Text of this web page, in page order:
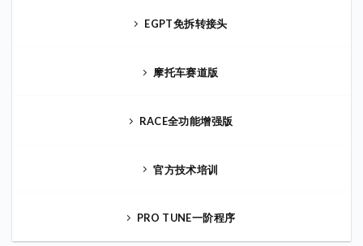
EGPT免拆转接头
摩托车赛道版
RACE全功能增强版
官方技术培训
PRO TUNE一阶程序